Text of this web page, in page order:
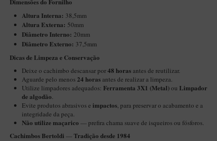
New Rose Polido
Petrus
Piccolo
Sextavado
Zuccardi
Callia
Encerado
Altura Interna: 38,5mm
Altura Externa: 50mm
Diâmetro Interno: 20mm
Diâmetro Externo: 37,5mm
​​Dicas de Limpeza e Conservação
​Deixe o cachimbo descansar por48 horasantes de reutilizar.
Aguarde pelo menos24 horasantes de realizar a limpeza.
Utilize limpadores adequados: Ferramenta 3X1 (Metal)ou Limpador
de algodão.
Evite produtos abrasivos e impactos, para preservar o acabamento e a
integridade da peça.
Não utilize maçarico — prefira chama suave de isqueiros ou fósforos.
Cachimbos Bertoldi —Tradição desde 1984